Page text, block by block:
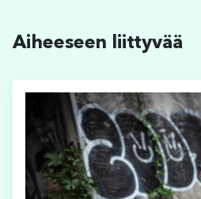
Aiheeseen liittyvää